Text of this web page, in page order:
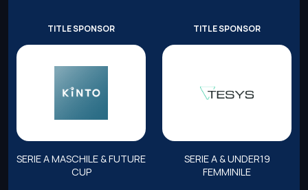
TITLE SPONSOR
SERIE A MASCHILE & FUTURE
CUP
TITLE SPONSOR
SERIE A & UNDER19
FEMMINILE